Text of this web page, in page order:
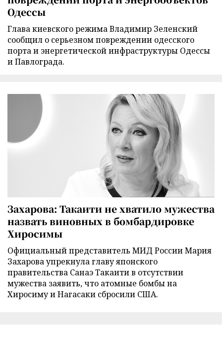
Одессы
Глава киевского режима Владимир Зеленский
сообщил о серьезном повреждении одесского
порта и энергетической инфраструктуры Одессы
и Павлограда.
Захарова: Такаити не хватило мужества
назвать виновных в бомбардировке
Хиросимы
Официальный представитель МИД России Мария
Захарова упрекнула главу японского
правительства Санаэ Такаити в отсутствии
мужества заявить, что атомные бомбы на
Хиросиму и Нагасаки сбросили США.